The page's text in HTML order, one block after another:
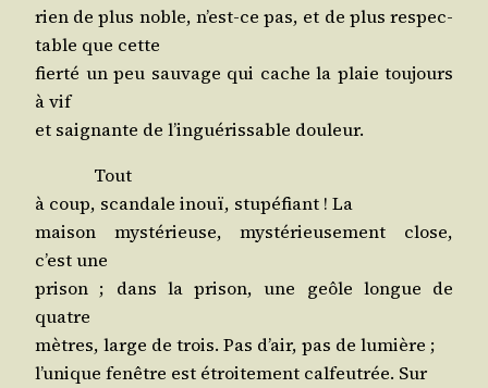
rien de plus noble, n’est-ce pas, et de plus res­pec­
table que cette
fier­té un peu sau­vage qui cache la plaie tou­jours
à vif
et sai­gnante de l’in­gué­ris­sable douleur.
Tout
à coup, scan­dale inouï, stu­pé­fiant ! La
mai­son mys­té­rieuse, mys­té­rieu­se­ment close,
c’est une
pri­son ; dans la pri­son, une geôle longue de
quatre
mètres, large de trois. Pas d’air, pas de lumière ;
l’u­nique fenêtre est étroi­te­ment cal­feu­trée. Sur